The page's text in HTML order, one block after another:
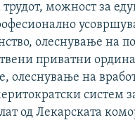
можност за
олеснување на
приватни
олеснување на
систем
од Лекарската